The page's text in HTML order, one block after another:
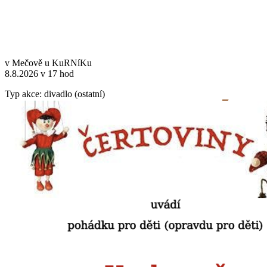
v Mečově u KuRNíKu
8.8.2026 v 17 hod
Typ akce: divadlo (ostatní)